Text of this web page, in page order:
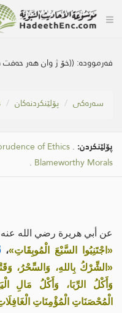
فەرموودە: ((خۆ ژ وان هه‌ر حه‌فت
سه‌ره‌كی پۆلێنکردنەکان
پۆلێنکردن: of Ethics .
Blameworthy Morals
.
عن أبي هريرة رضي الله
«اجْتَنِبُوا السَّبْعَ الْمُوبِقَاتِ»،
«الشِّرْكُ بِاللهِ، وَالسِّحْرُ،
وَأَكْلُ الرِّبَا، وَأَكْلُ مَالِ
الْمُحْصَنَاتِ الْمُؤْمِنَاتِ